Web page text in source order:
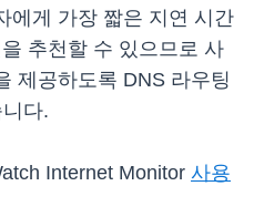
에게 가장 짧은 지연 시간
추천할 수 있으므로 사
제공하도록 DNS 라우팅
다.
Internet Monitor 사용